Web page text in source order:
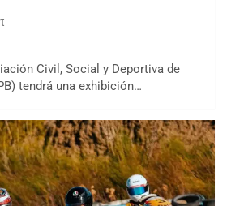
Civil, Social y Deportiva de
tendrá una exhibición…